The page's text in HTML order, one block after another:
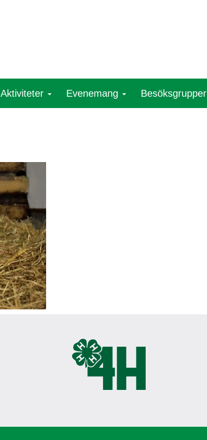
Aktiviteter Evenemang Besöksgrupper